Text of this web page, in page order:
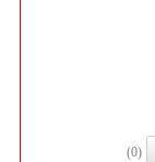
(0)